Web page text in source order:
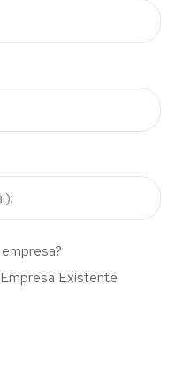
Empresa Existente